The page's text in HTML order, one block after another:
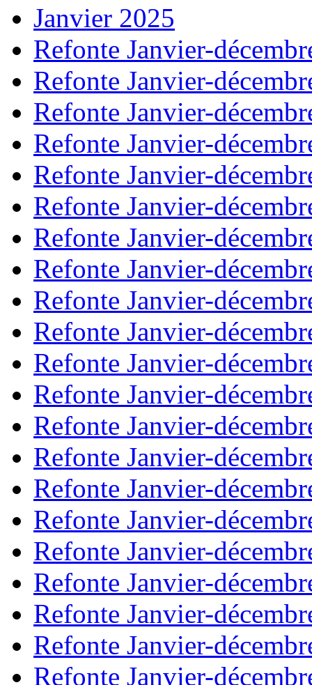
Janvier 2025
Refonte Janvier-
Refonte Janvier-
Refonte Janvier-
Refonte Janvier-
Refonte Janvier-
Refonte Janvier-
Refonte Janvier-
Refonte Janvier-
Refonte Janvier-
Refonte Janvier-
Refonte Janvier-
Refonte Janvier-
Refonte Janvier-
Refonte Janvier-
Refonte Janvier-
Refonte Janvier-
Refonte Janvier-
Refonte Janvier-
Refonte Janvier-
Refonte Janvier-
Refonte Janvier-